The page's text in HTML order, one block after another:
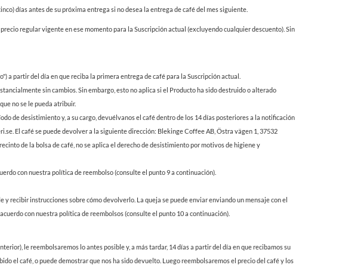
días antes de su próxima entrega si no desea la entrega de café del mes siguiente.
regular vigente en ese momento para la Suscripción actual (excluyendo cualquier descuento). Sin
a partir del día en que reciba la primera entrega de café para la Suscripción actual.
sin cambios. Sin embargo, esto no aplica si el Producto ha sido destruido o alterado
no se le pueda atribuir.
de desistimiento y, a su cargo, devuélvanos el café dentro de los 14 días posteriores a la notificación
El café se puede devolver a la siguiente dirección: Blekinge Coffee AB, Östra vägen 1, 37532
de la bolsa de café, no se aplica el derecho de desistimiento por motivos de higiene y
con nuestra política de reembolso (consulte el punto 9 a continuación).
recibir instrucciones sobre cómo devolverlo. La queja se puede enviar enviando un mensaje con el
con nuestra política de reembolsos (consulte el punto 10 a continuación).
le reembolsaremos lo antes posible y, a más tardar, 14 días a partir del día en que recibamos su
el café, o puede demostrar que nos ha sido devuelto. Luego reembolsaremos el precio del café y los